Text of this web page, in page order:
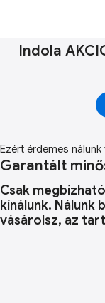
Indola
Ezért érdemes
Garantált
Csak
kínálunk.
vásárolsz, az